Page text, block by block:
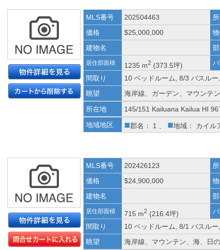
MLS番号 202504463
価格
$25,000,000
建物名
居住部面積 1235 m2 (373.5坪)
間取り
10 ベッドルーム, 8/3 バスル
眺望
海岸線、ガーデン、マウンテ
所在地
145/151 Kailuana Kailua HI
地域地区
■郡名： 1 、 ■地域： カイル
MLS番号 202426123
価格
$24,900,000
建物名
居住部面積 715 m2 (216.4坪)
間取り
10 ベッドルーム, 8/1 バスル
眺望
海岸線、マウンテン、海、日